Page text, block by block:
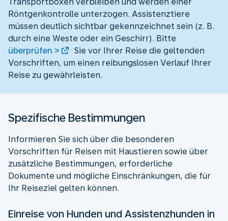
Röntgenkontrolle unterzogen. Assistenztiere
müssen deutlich sichtbar gekennzeichnet sein (z. B.
durch eine Weste oder ein Geschirr). Bitte
überprüfen >
Sie vor Ihrer Reise die geltenden
Vorschriften, um einen reibungslosen Verlauf Ihrer
Reise zu gewährleisten.
Spezifische Bestimmungen
Informieren Sie sich über die besonderen
Vorschriften für Reisen mit Haustieren sowie über
zusätzliche Bestimmungen, erforderliche
Dokumente und mögliche Einschränkungen, die für
Ihr Reiseziel gelten können.
Einreise von Hunden und Assistenzhunden in